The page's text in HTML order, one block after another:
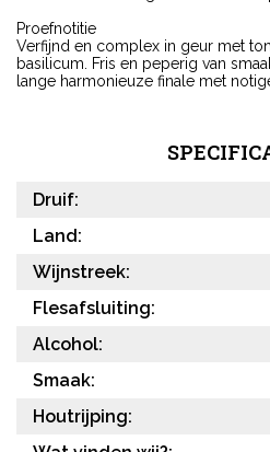
Proefnotitie
Verfijnd en complex in geur met
basilicum. Fris en peperig van
lange harmonieuze finale met
Druif:
Land:
Wijnstreek:
Flesafsluiting:
Alcohol:
Smaak:
Houtrijping: